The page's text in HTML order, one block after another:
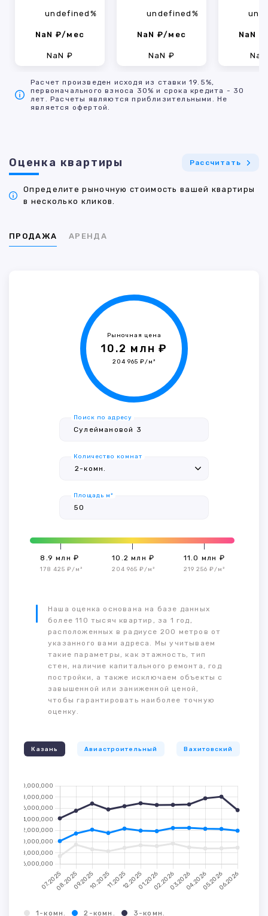
undefined%
NaN ₽/мес
NaN ₽
undefined%
NaN ₽/мес
NaN ₽
NaN
Расчет произведен исходя из ставки 19.5%,
первоначального взноса 30% и срока кредита - 30
лет. Расчеты являются приблизительными. Не
является офертой.
Оценка квартиры Рассчитать
Определите рыночную стоимость вашей квартиры
в несколько кликов.
ПРОДАЖА АРЕНДА
Рыночная цена
10.2 млн ₽
204 965 ₽/м²
Поиск по адресу
Количество комнат
Площадь м²
8.9 млн ₽
178 425 ₽/м²
10.2 млн ₽
204 965 ₽/м²
11.0 млн ₽
219 256 ₽/м²
Наша оценка основана на базе данных
более 110 тысяч квартир, за 1 год,
расположенных в радиусе 200 метров от
указанного вами адреса. Мы учитываем
такие параметры, как этажность, тип
стен, наличие капитального ремонта, год
постройки, а также исключаем объекты с
завышенной или заниженной ценой,
чтобы гарантировать наиболее точную
оценку.
Казань Авиастроительный Вахитовский
1-комн. 2-комн. 3-комн.